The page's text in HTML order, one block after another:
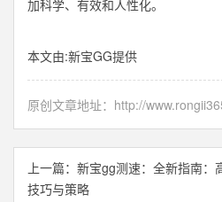
加科学、有效和人性化。
本文由:新宝GG提供
原创文章地址： http://
上一篇： 新宝gg测速：全新指南：
技巧与策略